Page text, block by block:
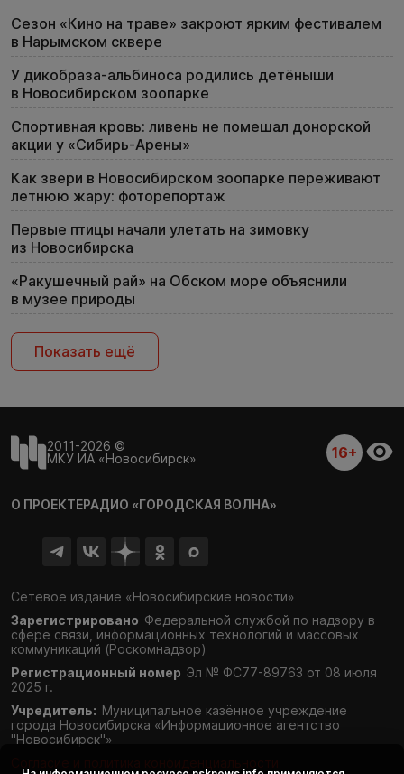
Сезон «Кино на траве» закроют ярким фестивалем
в Нарымском сквере
У дикобраза-альбиноса родились детёныши
в Новосибирском зоопарке
Спортивная кровь: ливень не помешал донорской
акции у «Сибирь-Арены»
Как звери в Новосибирском зоопарке переживают
летнюю жару: фоторепортаж
Первые птицы начали улетать на зимовку
из Новосибирска
«Ракушечный рай» на Обском море объяснили
в музее природы
Показать ещё
2011-2026 ©
МКУ ИА «Новосибирск»
16+
О ПРОЕКТЕРАДИО «ГОРОДСКАЯ ВОЛНА»
Сетевое издание «Новосибирские новости»
Зарегистрировано Федеральной службой по надзору в
сфере связи, информационных технологий и массовых
коммуникаций (Роскомнадзор)
Регистрационный номер Эл № ФС77-89763 от 08 июля
2025 г.
Учредитель: Муниципальное казённое учреждение
города Новосибирска «Информационное агентство
"Новосибирск"»